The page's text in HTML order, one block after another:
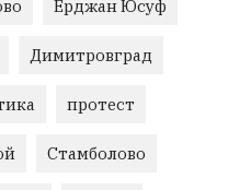
Ерджан Юсуф
Димитровград
протест
Стамболово